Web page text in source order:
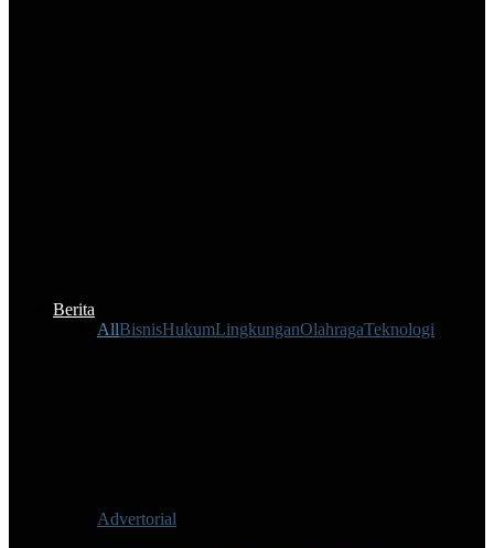
Berita
AllBisnisHukumLingkunganOlahragaTeknologi
Advertorial